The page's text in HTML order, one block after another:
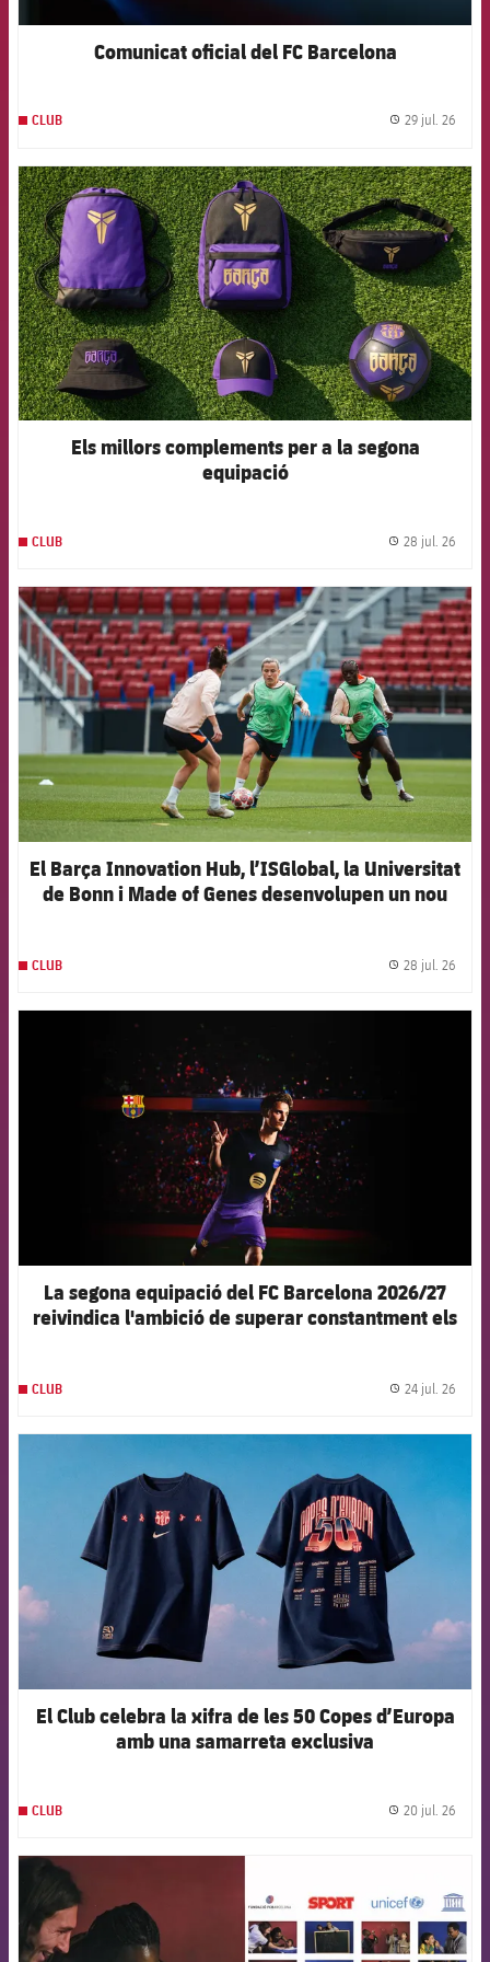
Comunicat oficial del FC Barcelona
CLUB 29 jul. 26
FCB Barcelona badge
Els millors complements per a la segona
equipació
CLUB 28 jul. 26
FCB Barcelona badge
El Barça Innovation Hub, l’ISGlobal, la Universitat
de Bonn i Made of Genes desenvolupen un nou
CLUB 28 jul. 26
La segona equipació del FC Barcelona 2026/27
reivindica l'ambició de superar constantment els
CLUB 24 jul. 26
El Club celebra la xifra de les 50 Copes d’Europa
amb una samarreta exclusiva
CLUB 20 jul. 26